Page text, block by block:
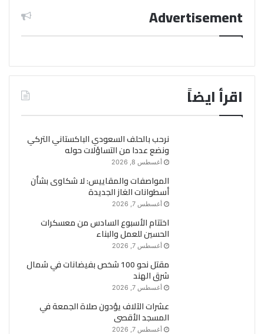
Advertisement
اقرأ ايضاً
نرحب بالحلف السعودي الباكستاني التركي
ونضع عددا من التساؤلات حوله
أغسطس 8, 2026
المواصفات والمقاييس: لا شكاوى بشأن
أسطوانات الغاز الجديدة
أغسطس 7, 2026
اختتام الأسبوع السادس من معسكرات
الحسين للعمل والبناء
أغسطس 7, 2026
مقتل نحو 100 شخص بفيضانات في شمال
شرق الهند
أغسطس 7, 2026
عشرات الآلاف يؤدون صلاة الجمعة في
المسجد الأقصى
أغسطس 7, 2026